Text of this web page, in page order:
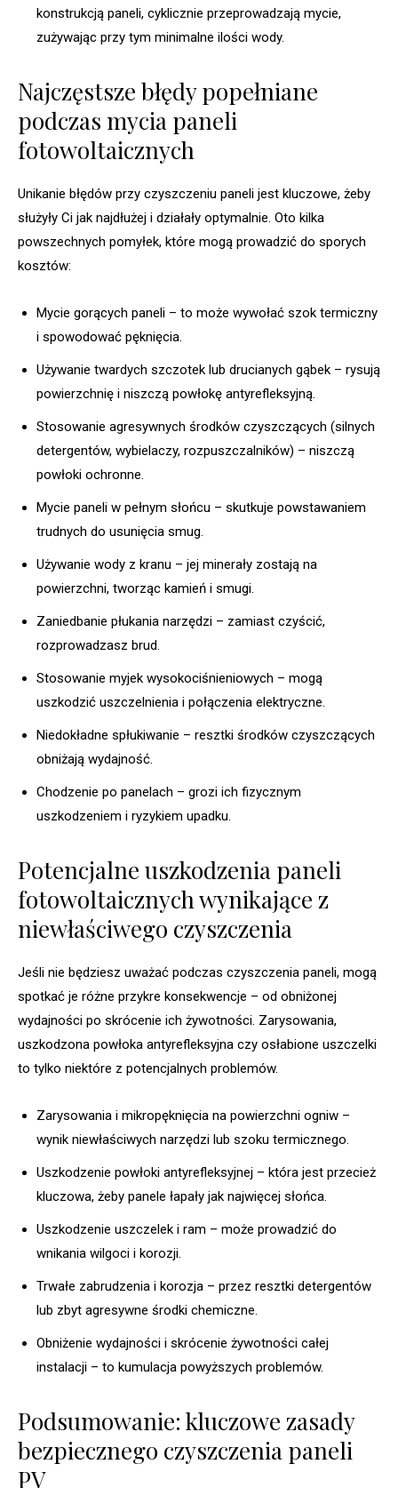
konstrukcją paneli, cyklicznie przeprowadzają mycie,
zużywając przy tym minimalne ilości wody.
Najczęstsze błędy popełniane
podczas mycia paneli
fotowoltaicznych
Unikanie błędów przy czyszczeniu paneli jest kluczowe, żeby
służyły Ci jak najdłużej i działały optymalnie. Oto kilka
powszechnych pomyłek, które mogą prowadzić do sporych
kosztów:
Mycie gorących paneli – to może wywołać szok termiczny
i spowodować pęknięcia.
Używanie twardych szczotek lub drucianych gąbek – rysują
powierzchnię i niszczą powłokę antyrefleksyjną.
Stosowanie agresywnych środków czyszczących (silnych
detergentów, wybielaczy, rozpuszczalników) – niszczą
powłoki ochronne.
Mycie paneli w pełnym słońcu – skutkuje powstawaniem
trudnych do usunięcia smug.
Używanie wody z kranu – jej minerały zostają na
powierzchni, tworząc kamień i smugi.
Zaniedbanie płukania narzędzi – zamiast czyścić,
rozprowadzasz brud.
Stosowanie myjek wysokociśnieniowych – mogą
uszkodzić uszczelnienia i połączenia elektryczne.
Niedokładne spłukiwanie – resztki środków czyszczących
obniżają wydajność.
Chodzenie po panelach – grozi ich fizycznym
uszkodzeniem i ryzykiem upadku.
Potencjalne uszkodzenia paneli
fotowoltaicznych wynikające z
niewłaściwego czyszczenia
Jeśli nie będziesz uważać podczas czyszczenia paneli, mogą
spotkać je różne przykre konsekwencje – od obniżonej
wydajności po skrócenie ich żywotności. Zarysowania,
uszkodzona powłoka antyrefleksyjna czy osłabione uszczelki
to tylko niektóre z potencjalnych problemów.
Zarysowania i mikropęknięcia na powierzchni ogniw –
wynik niewłaściwych narzędzi lub szoku termicznego.
Uszkodzenie powłoki antyrefleksyjnej – która jest przecież
kluczowa, żeby panele łapały jak najwięcej słońca.
Uszkodzenie uszczelek i ram – może prowadzić do
wnikania wilgoci i korozji.
Trwałe zabrudzenia i korozja – przez resztki detergentów
lub zbyt agresywne środki chemiczne.
Obniżenie wydajności i skrócenie żywotności całej
instalacji – to kumulacja powyższych problemów.
Podsumowanie: kluczowe zasady
bezpiecznego czyszczenia paneli
PV